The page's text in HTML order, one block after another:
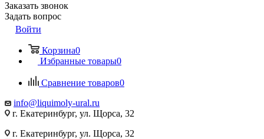
Заказать звонок
Задать вопрос
Войти
Корзина0
Избранные товары0
Сравнение товаров0
info@liquimoly-ural.ru
г. Екатеринбург, ул. Щорса, 32
г. Екатеринбург, ул. Щорса, 32